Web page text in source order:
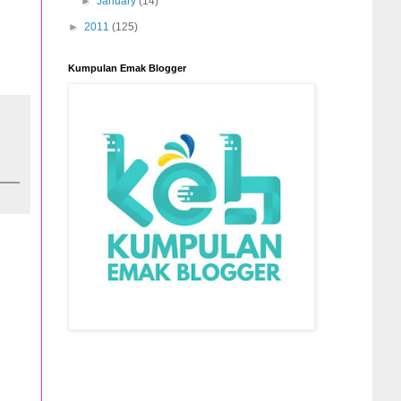
► 2011 (125)
Kumpulan Emak Blogger